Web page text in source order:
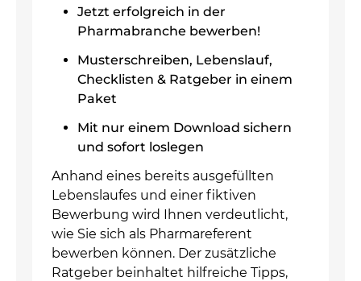
Jetzt erfolgreich in der
Pharmabranche bewerben!
Musterschreiben, Lebenslauf,
Checklisten & Ratgeber in einem
Paket
Mit nur einem Download sichern
und sofort loslegen
Anhand eines bereits ausgefüllten
Lebenslaufes und einer fiktiven
Bewerbung wird Ihnen verdeutlicht,
wie Sie sich als Pharmareferent
bewerben können. Der zusätzliche
Ratgeber beinhaltet hilfreiche Tipps,